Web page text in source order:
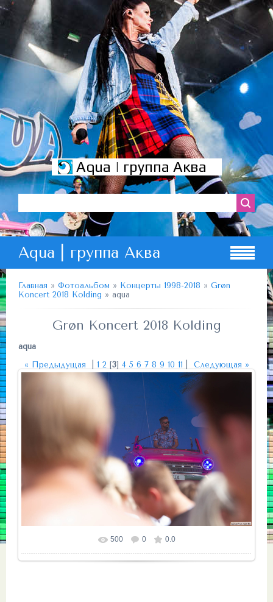
Aqua | группа Аква
Aqua | группа Аква
Главная » Фотоальбом » Концерты 1998-2018 » Grøn
Koncert 2018 Kolding » aqua
Grøn Koncert 2018 Kolding
aqua
« Предыдущая
1 2[3] 4 5 6 7 8 9 10 11 Следующая »
Размер фотографии: 1500x1000
500 0 0.0